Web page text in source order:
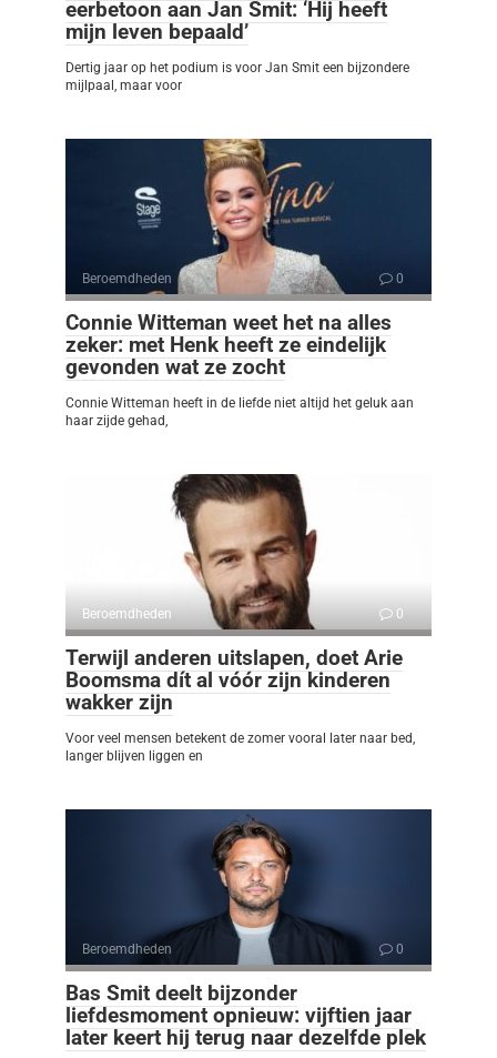
eerbetoon aan Jan Smit: ‘Hij heeft
mijn leven bepaald’
Dertig jaar op het podium is voor Jan Smit een bijzondere
mijlpaal, maar voor
Beroemdheden 0
Connie Witteman weet het na alles
zeker: met Henk heeft ze eindelijk
gevonden wat ze zocht
Connie Witteman heeft in de liefde niet altijd het geluk aan
haar zijde gehad,
Beroemdheden 0
Terwijl anderen uitslapen, doet Arie
Boomsma dít al vóór zijn kinderen
wakker zijn
Voor veel mensen betekent de zomer vooral later naar bed,
langer blijven liggen en
Beroemdheden 0
Bas Smit deelt bijzonder
liefdesmoment opnieuw: vijftien jaar
later keert hij terug naar dezelfde plek